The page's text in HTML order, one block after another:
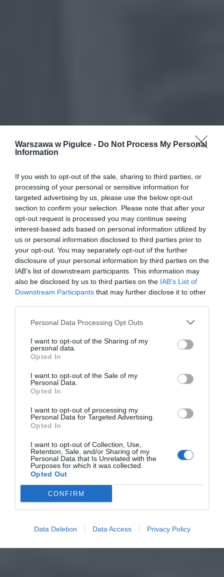
Warszawa w Pigułce - Do Not Process My Personal
Information
If you wish to opt-out of the sale, sharing to third parties, or
processing of your personal or sensitive information for
targeted advertising by us, please use the below opt-out
section to confirm your selection. Please note that after your
opt-out request is processed you may continue seeing
interest-based ads based on personal information utilized by
us or personal information disclosed to third parties prior to
your opt-out. You may separately opt-out of the further
disclosure of your personal information by third parties on the
IAB’s list of downstream participants. This information may
also be disclosed by us to third parties on the IAB’s List of
Downstream Participants that may further disclose it to other
Personal Data Processing Opt Outs
I want to opt-out of the Sharing of my
personal data.
Opted In
I want to opt-out of the Sale of my
Personal Data.
Opted In
I want to opt-out of processing my
Personal Data for Targeted Advertising.
Opted In
I want to opt-out of Collection, Use,
Retention, Sale, and/or Sharing of my
Personal Data that Is Unrelated with the
Purposes for which it was collected.
Opted Out
CONFIRM
Data Deletion Data Access Privacy Policy